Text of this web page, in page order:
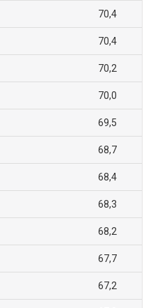
70,4
70,4
70,2
70,0
69,5
68,7
68,4
68,3
68,2
67,7
67,2